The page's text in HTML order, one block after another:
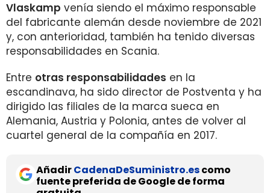
Vlaskamp venía siendo el máximo responsable
del fabricante alemán desde noviembre de 2021
y, con anterioridad, también ha tenido diversas
responsabilidades en Scania.
Entre otras responsabilidades en la
escandinava, ha sido director de Postventa y ha
dirigido las filiales de la marca sueca en
Alemania, Austria y Polonia, antes de volver al
cuartel general de la compañía en 2017.
AñadirCadenaDeSuministro.escomo
fuente preferida de Google de forma